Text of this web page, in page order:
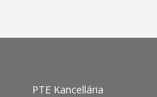
PTE Kancellária